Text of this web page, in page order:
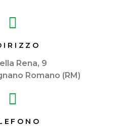
Rena, 9
Romano (RM)